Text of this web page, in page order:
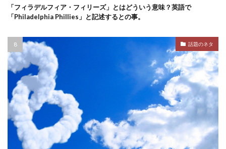
「フィラデルフィア・フィリーズ」とはどういう意味？英語で
「Philadelphia Phillies」と記述するとの事。
話題のネタ